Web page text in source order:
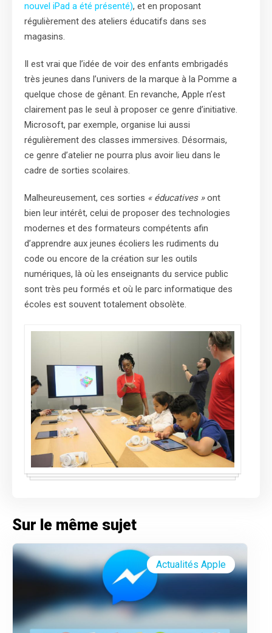
nouvel iPad a été présenté), et en proposant
régulièrement des ateliers éducatifs dans ses
magasins.
Il est vrai que l’idée de voir des enfants embrigadés
très jeunes dans l’univers de la marque à la Pomme a
quelque chose de gênant. En revanche, Apple n’est
clairement pas le seul à proposer ce genre d’initiative.
Microsoft, par exemple, organise lui aussi
régulièrement des classes immersives. Désormais,
ce genre d’atelier ne pourra plus avoir lieu dans le
cadre de sorties scolaires.
Malheureusement, ces sorties « éducatives »ont
bien leur intérêt, celui de proposer des technologies
modernes et des formateurs compétents afin
d’apprendre aux jeunes écoliers les rudiments du
code ou encore de la création sur les outils
numériques, là où les enseignants du service public
sont très peu formés et où le parc informatique des
écoles est souvent totalement obsolète.
Sur le même sujet
Actualités Apple